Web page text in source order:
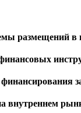
размещений